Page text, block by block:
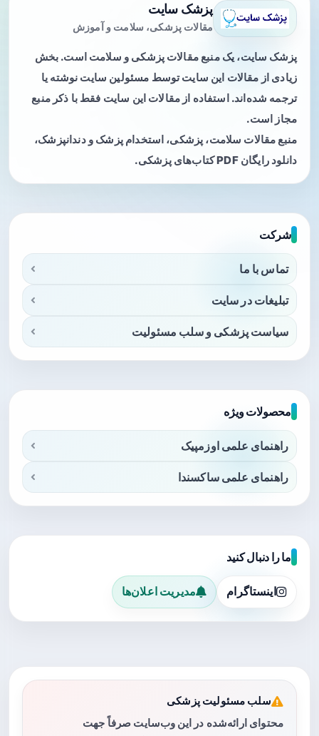
پزشک سایت
مقالات پزشکی، سلامت و آموزش
پزشک سایت، یک منبع مقالات پزشکی و سلامت است. بخش
زیادی از مقالات این سایت توسط مسئولین سایت نوشته یا
ترجمه شده‌اند. استفاده از مقالات این سایت فقط با ذکر منبع
مجاز است.
منبع مقالات سلامت، پزشکی، استخدام پزشک و دندانپزشک،
دانلود رایگان PDF کتاب‌های پزشکی.
شرکت
تماس با ما
تبلیغات در سایت
سیاست پزشکی و سلب مسئولیت
محصولات ویژه
راهنمای علمی اوزمپیک
راهنمای علمی ساکسندا
ما را دنبال کنید
اینستاگرام مدیریت اعلان‌ها
سلب مسئولیت پزشکی
محتوای ارائه‌شده در این وب‌سایت صرفاً جهت